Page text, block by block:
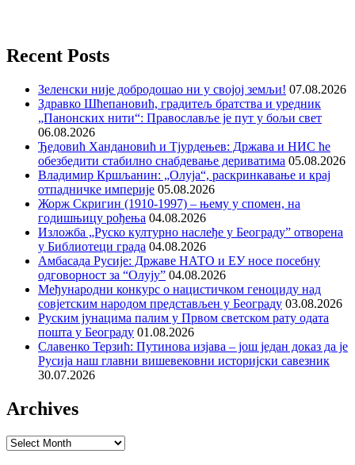
Recent Posts
Зеленски није добродошао ни у својој земљи! 07.08.2026
Здравко Шћепановић, градитељ братства и уредник
„Панонских нити“: Православље је пут у бољи свет
06.08.2026
Ђедовић Хандановић и Тјурдењев: Држава и НИС ће
обезбедити стабилно снабдевање дериватима 05.08.2026
Владимир Кршљанин: „Олуја“, раскринкавање и крај
отпадничке империје 05.08.2026
Жорж Скригин (1910-1997) – њему у спомен, на
годишњицу рођења 04.08.2026
Изложба „Руско културно наслеђе у Београду” отворена
у Библиотеци града 04.08.2026
Амбасада Русије: Државе НАТО и ЕУ носе посебну
одговорност за “Олују” 04.08.2026
Међународни конкурс о нацистичком геноциду над
совјетским народом представљен у Београду 03.08.2026
Руским јунацима палим у Првом светском рату одата
пошта у Београду 01.08.2026
Славенко Терзић: Путинова изјава – још један доказ да је
Русија наш главни вишевековни историјски савезник
30.07.2026
Archives
Archives